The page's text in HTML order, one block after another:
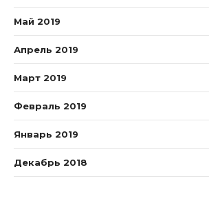
Май 2019
Апрель 2019
Март 2019
Февраль 2019
Январь 2019
Декабрь 2018